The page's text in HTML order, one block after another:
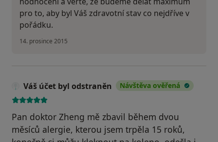
pro to, aby byl Váš zdravotní stav co nejdříve v
pořádku.
14. prosince 2015
Váš účet byl odstraněn Návštěva ověřená
Pan doktor Zheng mě zbavil během dvou
měsíců alergie, kterou jsem trpěla 15 roků,